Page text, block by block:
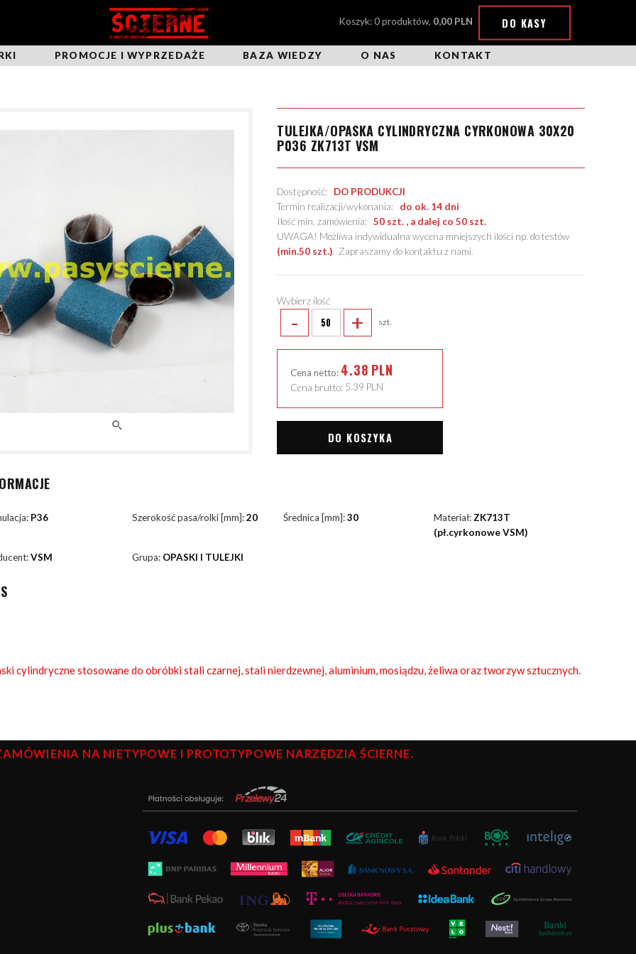
Koszyk: 0 produktów, 0,00 PLN DO KASY
PROMOCJE I WYPRZEDAŻE BAZA WIEDZY O NAS KONTAKT
TULEJKA/OPASKA CYLINDRYCZNA CYRKONOWA 30X20
P036 ZK713T VSM
Dostępność: DO PRODUKCJI
Termin realizacji/wykonania: do ok. 14 dni
Ilość min. zamówienia:50 szt. , a dalej co 50 szt.
UWAGA! Możliwa indywidualna wycena mniejszych ilości np. do testów
(min.50 szt.). Zapraszamy do kontaktu z nami.
Wybierz ilość
- + szt.
Cena netto: 4.38 PLN
Cena brutto: 5.39 PLN
DO KOSZYKA
P36 Szerokość pasa/rolki [mm]:20 Średnica [mm]:30 Materiał:ZK713T
(pł.cyrkonowe VSM)
VSM Grupa: OPASKI I TULEJKI
cylindryczne stosowane do obróbki stali czarnej, stali nierdzewnej, aluminium, mosiądzu, żeliwa oraz tworzyw sztucznych.
NA NIETYPOWE I PROTOTYPOWE NARZĘDZIA ŚCIERNE.